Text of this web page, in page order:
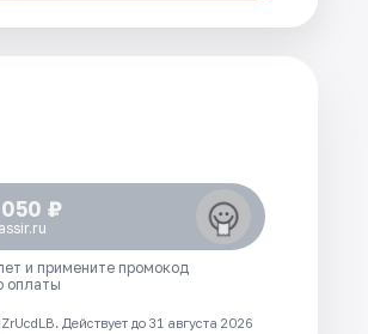
₽
и примените промокод
оплаты
Действует до 31 августа 2026